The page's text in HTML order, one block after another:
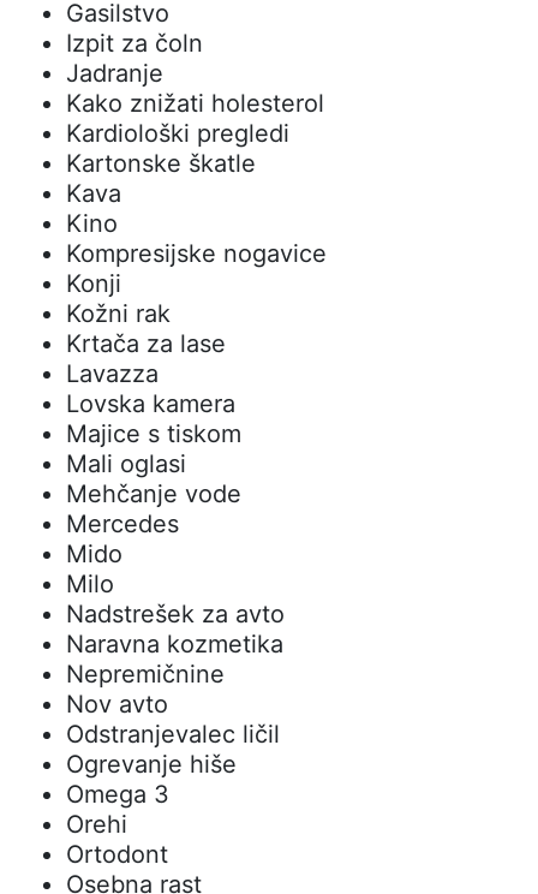
Gasilstvo
Izpit za čoln
Jadranje
Kako znižati holesterol
Kardiološki pregledi
Kartonske škatle
Kava
Kino
Kompresijske nogavice
Konji
Kožni rak
Krtača za lase
Lavazza
Lovska kamera
Majice s tiskom
Mali oglasi
Mehčanje vode
Mercedes
Mido
Milo
Nadstrešek za avto
Naravna kozmetika
Nepremičnine
Nov avto
Odstranjevalec ličil
Ogrevanje hiše
Omega 3
Orehi
Ortodont
Osebna rast